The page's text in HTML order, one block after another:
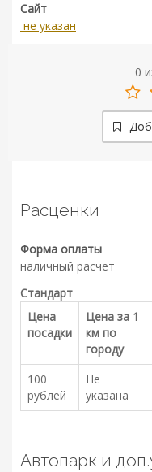
Сайт
не указан
0
Расценки
Форма оплаты
наличный расчет
Стандарт
Цена
посадки
Цена за 1
км по
городу
100
рублей
Не
указана
Автопарк и